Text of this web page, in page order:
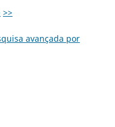
>>
avançada por